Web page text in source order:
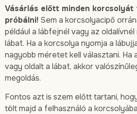
Vásárlás előtt minden korcsolyát
próbálni! Sem a korcsolyacipő
például a lábfejnél vagy az
lábat. Ha a korcsolya nyomja a
nagyobb méretet kell választani. Ha
vagy oldalt a lábat, akkor
megoldás.
Fontos azt is szem előtt tartani,
tölt majd a felhasználó a